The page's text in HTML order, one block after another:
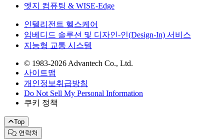
엣지 컴퓨팅 & WISE-Edge
인텔리전트 헬스케어
임베디드 솔루션 및 디자인-인(Design-In) 서비스
지능형 교통 시스템
© 1983-2026 Advantech Co., Ltd.
사이트맵
개인정보취급방침
Do Not Sell My Personal Information
쿠키 정책
Top
연락처